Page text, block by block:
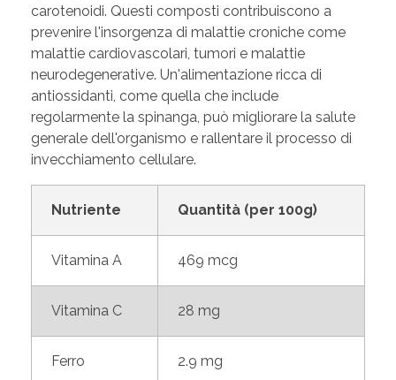
carotenoidi. Questi composti contribuiscono a
prevenire l'insorgenza di malattie croniche come
malattie cardiovascolari, tumori e malattie
neurodegenerative. Un'alimentazione ricca di
antiossidanti, come quella che include
regolarmente la spinanga, può migliorare la salute
generale dell'organismo e rallentare il processo di
invecchiamento cellulare.
Nutriente Quantità (per 100g)
Vitamina A 469 mcg
Vitamina C 28 mg
Ferro 2.9 mg